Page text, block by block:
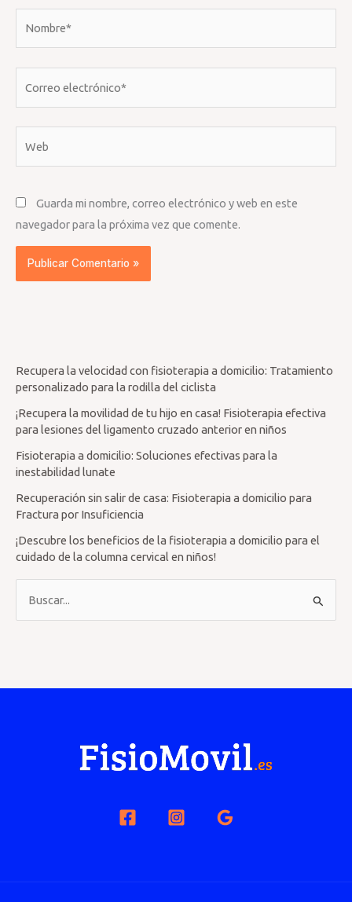
Guarda mi nombre, correo electrónico y web en este
navegador para la próxima vez que comente.
Recupera la velocidad con fisioterapia a domicilio: Tratamiento
personalizado para la rodilla del ciclista
¡Recupera la movilidad de tu hijo en casa! Fisioterapia efectiva
para lesiones del ligamento cruzado anterior en niños
Fisioterapia a domicilio: Soluciones efectivas para la
inestabilidad lunate
Recuperación sin salir de casa: Fisioterapia a domicilio para
Fractura por Insuficiencia
¡Descubre los beneficios de la fisioterapia a domicilio para el
cuidado de la columna cervical en niños!